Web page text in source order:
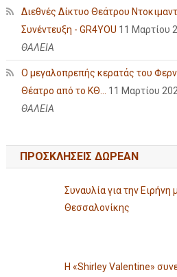
Διεθνές Δίκτυο Θεάτρου
Συνέντευξη - GR4YOU 11 Μαρτίου
ΘΑΛΕΙΑ
Ο μεγαλοπρεπής κερατάς του
Θέατρο από το ΚΘ... 11 Μαρτίου
ΘΑΛΕΙΑ
ΠΡΟΣΚΛΗΣΕΙΣ ΔΩΡΕΑΝ
Συναυλία για την
Θεσσαλονίκης
Η «Shirley Valentine»